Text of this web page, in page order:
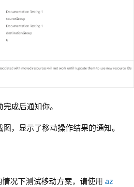
成后通知你。
，显示了移动操作结果的通知。
况下测试移动方案，请使用 az